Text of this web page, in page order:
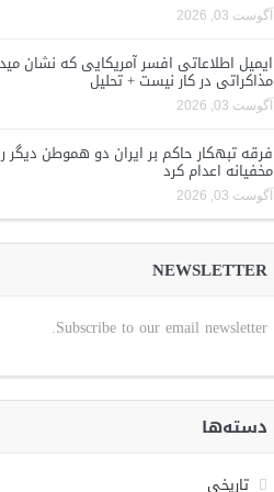
آگوست 03, 2026
ایمیل اطلاعاتی افسر آمریکایی که نشان
مذاکراتی در کار نیست + تحلیل
آگوست 03, 2026
فرقه تبهکار حاکم بر ایران دو هموطن دیگر
مخفیانه اعدام کرد
آگوست 03, 2026
NEWSLETTER
Subscribe to our email newsletter.
دسته‌ها
تاریخی